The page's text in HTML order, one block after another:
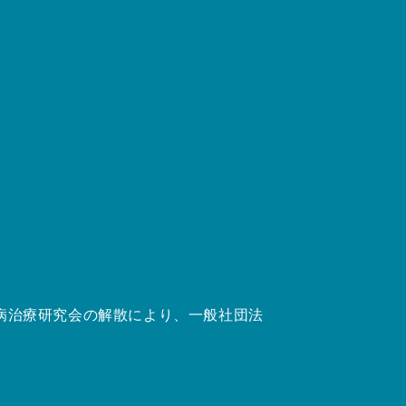
療研究会の解散により、一般社団法